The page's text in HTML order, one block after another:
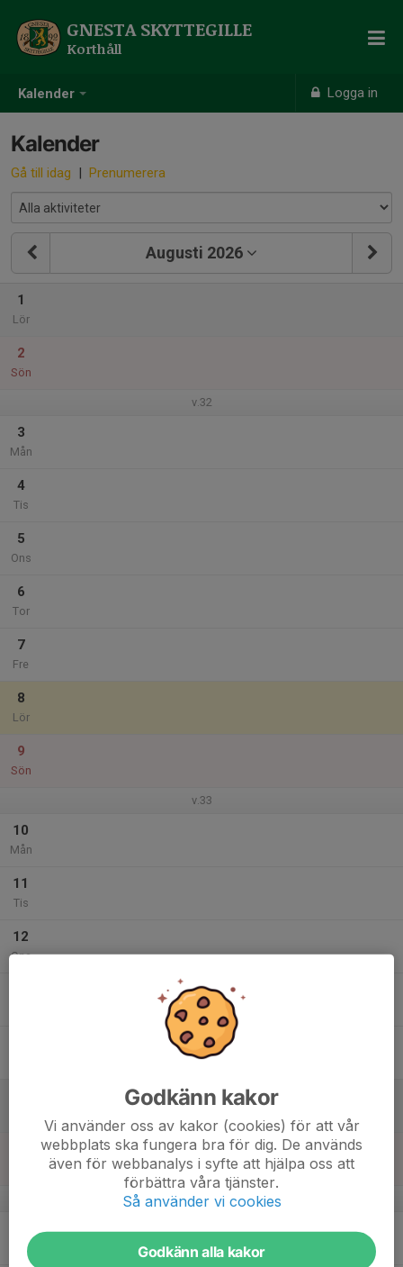
Kalender Logga in
GNESTA SKYTTEGILLE
Korthåll
Kalender
Gå till idag | Prenumerera
Augusti 2026
1
Lör
2
Sön
v.32
3
Mån
4
Tis
5
Ons
6
Tor
7
Fre
8
Lör
9
Sön
v.33
10
Mån
11
Tis
12
Ons
v.34
Mån
Godkänn kakor
Vi använder oss av kakor (cookies) för att vår
webbplats ska fungera bra för dig. De används
även för webbanalys i syfte att hjälpa oss att
förbättra våra tjänster.
Så använder vi cookies
Godkänn alla kakor